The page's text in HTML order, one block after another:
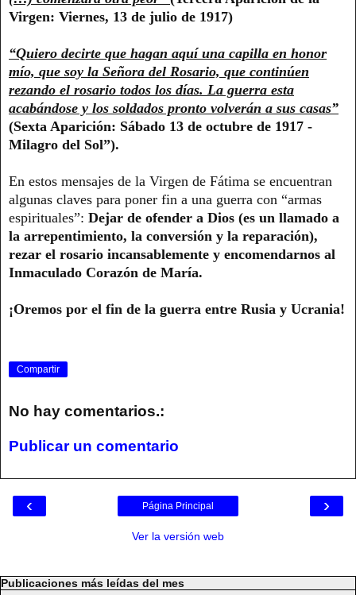
Virgen: Viernes, 13 de julio de 1917)
“Quiero decirte que hagan aquí una capilla en honor
mío, que soy la Señora del Rosario, que continúen
rezando el rosario todos los días. La guerra esta
acabándose y los soldados pronto volverán a sus casas”
(Sexta Aparición: Sábado 13 de octubre de 1917 -
Milagro del Sol”).
En estos mensajes de la Virgen de Fátima se encuentran
algunas claves para poner fin a una guerra con “armas
espirituales”: Dejar de ofender a Dios (es un llamado a
la arrepentimiento, la conversión y la reparación),
rezar el rosario incansablemente y encomendarnos al
Inmaculado Corazón de María.
¡Oremos por el fin de la guerra entre Rusia y Ucrania!
Compartir
No hay comentarios.:
Publicar un comentario
‹ ›
Página Principal
Ver la versión web
Publicaciones más leídas del mes